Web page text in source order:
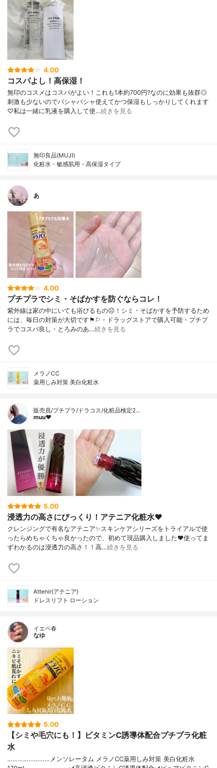
4.00
コスパよし！高保湿！
無印のコスメはコスパがよい！これも1本約700円?なのに効果も抜群◎
刺激も少ないのでバシャバシャ使えてかつ保湿もしっかりしてくれます
♡私は一緒に乳液を購入して使…続きを見る
無印良品(MUJI)
化粧水・敏感肌用・高保湿タイプ
あ
4.00
プチプラでシミ・そばかすを防ぐならコレ！
紫外線は家の中にいても浴びるもの☹︎！シミ・そばかすを予防するため
には、毎日の対策が大切です⚑︎⚐︎・ドラッグストアで購入可能・プチプ
ラでコスパ良し・とろみのあ…続きを見る
メラノCC
薬用しみ対策 美白化粧水
販売員/プチプラ/ドラコス/化粧品検定2…
muu❤︎
5.00
浸透力の高さにびっくり！アテニア化粧水❤️
クレンジングで有名なアテニア✨スキンケアシリーズをトライアルで使
ったらめちゃくちゃ良かったので、初めて現品購入しました❤️使ってま
ずわかるのは浸透力の高さ！！高…続きを見る
Attenir(アテニア)
ドレスリフト ローション
イエベ春
なゆ
5.00
【シミや毛穴にも！】ビタミンC誘導体配合プチプラ化粧
水
……………………メンソレータム メラノCC薬用しみ対策 美白化粧水